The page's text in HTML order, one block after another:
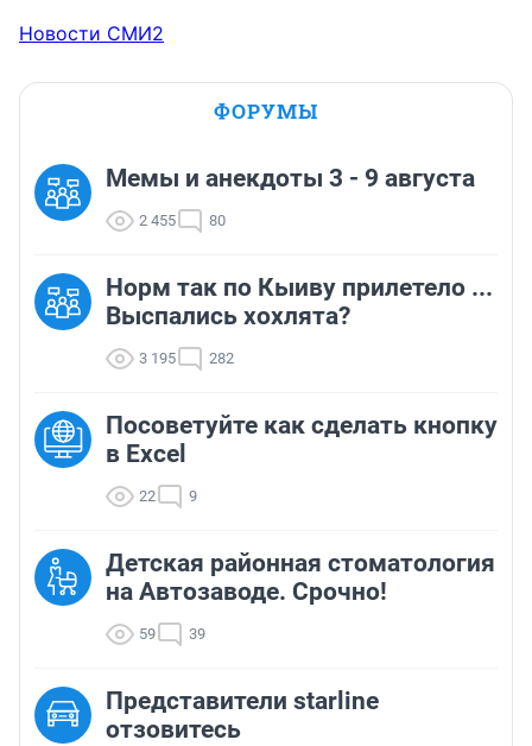
Новости СМИ2
ФОРУМЫ
Мемы и анекдоты 3 - 9 августа
2 455 80
Норм так по Кыиву прилетело ...
Выспались хохлята?
3 195 282
Посоветуйте как сделать кнопку
в Excel
22 9
Детская районная стоматология
на Автозаводе. Срочно!
59 39
Представители starline
отзовитесь